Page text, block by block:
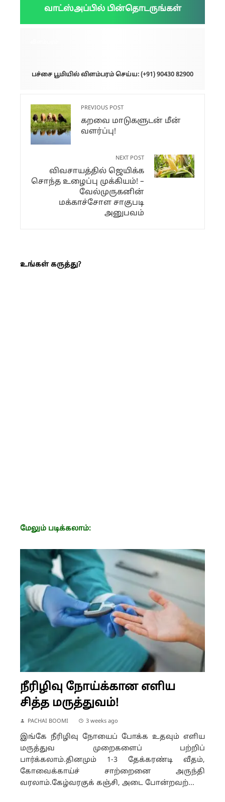
வாட்ஸ்அப்பில் பின்தொடருங்கள்
பச்சை பூமியில் விளம்பரம் செய்ய: (+91) 90430 82900
PREVIOUS POST
கறவை மாடுகளுடன் மீன்
வளர்ப்பு!
NEXT POST
விவசாயத்தில் ஜெயிக்க
சொந்த உழைப்பு முக்கியம்! –
வேல்முருகனின்
மக்காச்சோள சாகுபடி
அனுபவம்
உங்கள் கருத்து?
மேலும் படிக்கலாம்:
நீரிழிவு நோய்க்கான எளிய
சித்த மருத்துவம்!
PACHAI BOOMI 3 weeks ago
இங்கே நீரிழிவு நோயைப் போக்க உதவும் எளிய
மருத்துவ முறைகளைப் பற்றிப்
பார்க்கலாம்.தினமும் 1-3 தேக்கரண்டி வீதம்,
கோவைக்காய்ச் சாற்றைனை அருந்தி
வரலாம்.கேழ்வரகுக் கஞ்சி, அடை போன்றவற்...